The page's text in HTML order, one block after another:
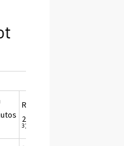
Reaalihintaindeksi
2005=100, 1.nelj.
3)